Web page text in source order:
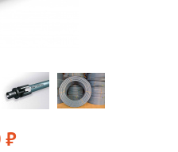
руб.